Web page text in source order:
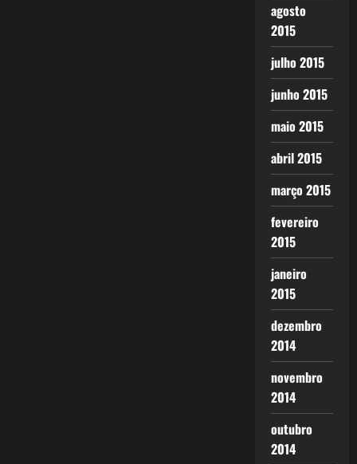
agosto
2015
julho 2015
junho 2015
maio 2015
abril 2015
março 2015
fevereiro
2015
janeiro
2015
dezembro
2014
novembro
2014
outubro
2014